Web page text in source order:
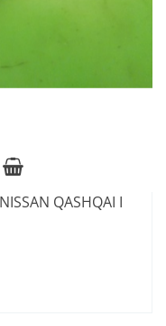
QASHQAI I